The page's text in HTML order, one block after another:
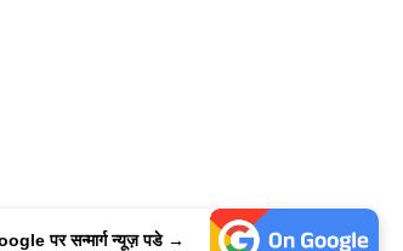
पर सन्मार्ग न्यूज़ पडे →